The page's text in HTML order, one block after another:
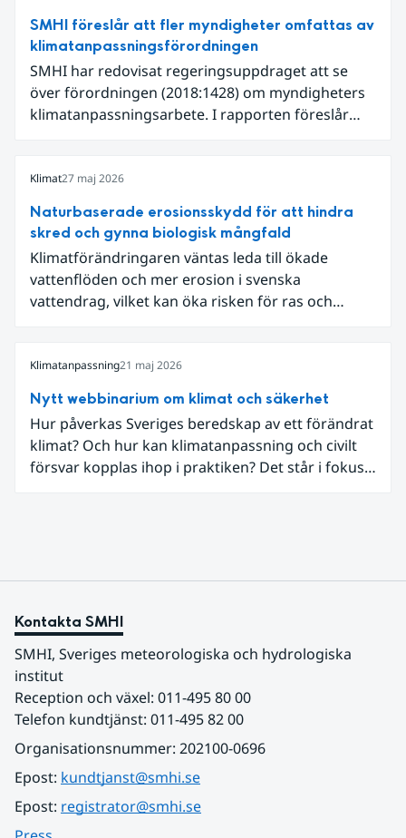
SMHI föreslår att fler myndigheter omfattas av
klimatanpassningsförordningen
SMHI har redovisat regeringsuppdraget att se
över förordningen (2018:1428) om myndigheters
klimatanpassningsarbete. I rapporten föreslår
Klimat27 maj 2026
Naturbaserade erosionsskydd för att hindra
skred och gynna biologisk mångfald
Klimatförändringaren väntas leda till ökade
vattenflöden och mer erosion i svenska
vattendrag, vilket kan öka risken för ras och
ligger nära älven. När Trafikverket skulle säkra
vägen valde myndigheten, tillsammans med
Statens geotekniska institut (SGI), att arbeta med
naturbaserade erosionsskydd där teknisk
säkerhet kombineras med biologisk mångfald och
hänsyn till landskapet.
Klimatanpassning21 maj 2026
Nytt webbinarium om klimat och säkerhet
Hur påverkas Sveriges beredskap av ett förändrat
klimat? Och hur kan klimatanpassning och civilt
försvar kopplas ihop i praktiken? Det står i fokus i
Kontakta SMHI
SMHI, Sveriges meteorologiska och hydrologiska
institut
Reception och växel: 011-495 80 00
Telefon kundtjänst: 011-495 82 00
Organisationsnummer: 202100-0696
Epost: kundtjanst@smhi.se
Epost: registrator@smhi.se